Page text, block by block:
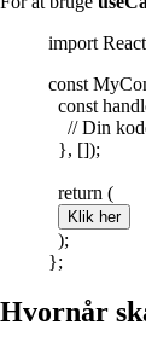
import
const
const
// Din
}, []);
return (
Klik her
);
};
Hvornår